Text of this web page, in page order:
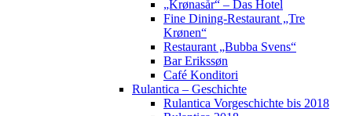
„Krønasår“ – Das Hotel
Fine Dining-Restaurant „Tre
Krønen“
Restaurant „Bubba Svens“
Bar Erikssøn
Café Konditori
Rulantica – Geschichte
Rulantica Vorgeschichte bis 2018